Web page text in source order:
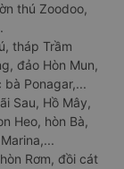
thú Zoodoo,
tháp Trầm
đảo Hòn Mun,
Ponagar,...
Sau, Hồ Mây,
Heo, hòn Bà,
Rơm, đồi cát